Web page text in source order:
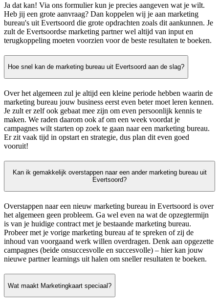
Ja dat kan! Via ons formulier kun je precies aangeven wat je wilt.
Heb jij een grote aanvraag? Dan koppelen wij je aan marketing
bureau's uit Evertsoord die grote opdrachten zoals dit aankunnen. Je
zult de Evertsoordse marketing partner wel altijd van input en
terugkoppeling moeten voorzien voor de beste resultaten te boeken.
Hoe snel kan de marketing bureau uit Evertsoord aan de slag?
Over het algemeen zul je altijd een kleine periode hebben waarin de
marketing bureau jouw business eerst even beter moet leren kennen.
Je zult er zelf ook gebaat mee zijn om even persoonlijk kennis te
maken. We raden daarom ook af om een week voordat je
campagnes wilt starten op zoek te gaan naar een marketing bureau.
Er zit vaak tijd in opstart en strategie, dus plan dit even goed
vooruit!
Kan ik gemakkelijk overstappen naar een ander marketing bureau uit
Evertsoord?
Overstappen naar een nieuw marketing bureau in Evertsoord is over
het algemeen geen probleem. Ga wel even na wat de opzegtermijn
is van je huidige contract met je bestaande marketing bureau.
Probeer met je vorige marketing bureau af te spreken of zij de
inhoud van voorgaand werk willen overdragen. Denk aan opgezette
campagnes (beide onsuccesvolle en succesvolle) – hier kan jouw
nieuwe partner learnings uit halen om sneller resultaten te boeken.
Wat maakt Marketingkaart speciaal?